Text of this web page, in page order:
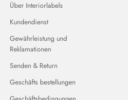
Über Interiorlabels
Kundendienst
Gewährleistung und
Reklamationen
Senden & Return
Geschäfts bestellungen